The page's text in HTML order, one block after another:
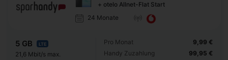
+ otelo Allnet-Flat Start
24 Monate
5 GB LTE
21,6 Mbit/s max.
Pro Monat
Handy Zuzahlung
9,99 €
99,95 €